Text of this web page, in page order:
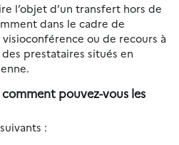
l’objet d’un transfert hors de
dans le cadre de
visioconférence ou de recours à
prestataires situés en
pouvez-vous les
: